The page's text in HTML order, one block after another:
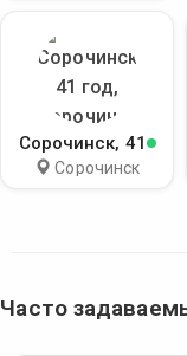
Сорочинск, 41
Сорочинск
Часто